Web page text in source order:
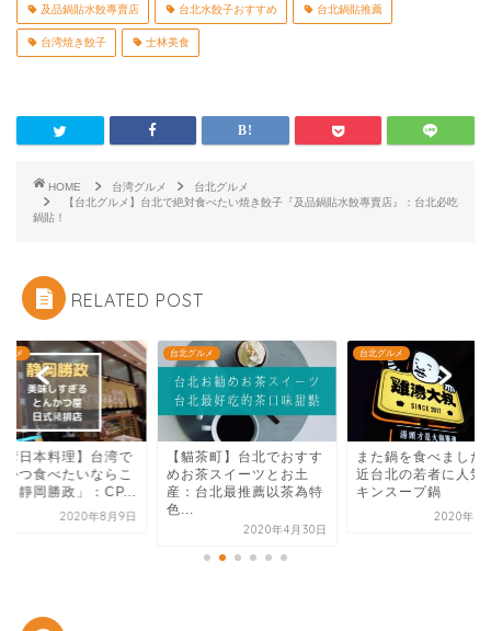
及品鍋貼水餃專賣店 台北水餃子おすすめ 台北鍋貼推薦
台湾焼き餃子 士林美食
HOME 台湾グルメ
台北グルメ
【台北グルメ】台北で絶対食べたい焼き餃子『及品鍋貼水餃專賣店』：台北必吃
鍋貼！
RELATED POST
ルメ
茶町】台北でおすす
茶スイーツとお土
台北最推薦以茶為特
台北グルメ
また鍋を食べました：最
近台北の若者に人気のチ
キンスープ鍋
台北グルメ
【台北洋食】おしゃ
美味しい洋食屋さん
「April Taipei...
2020年5